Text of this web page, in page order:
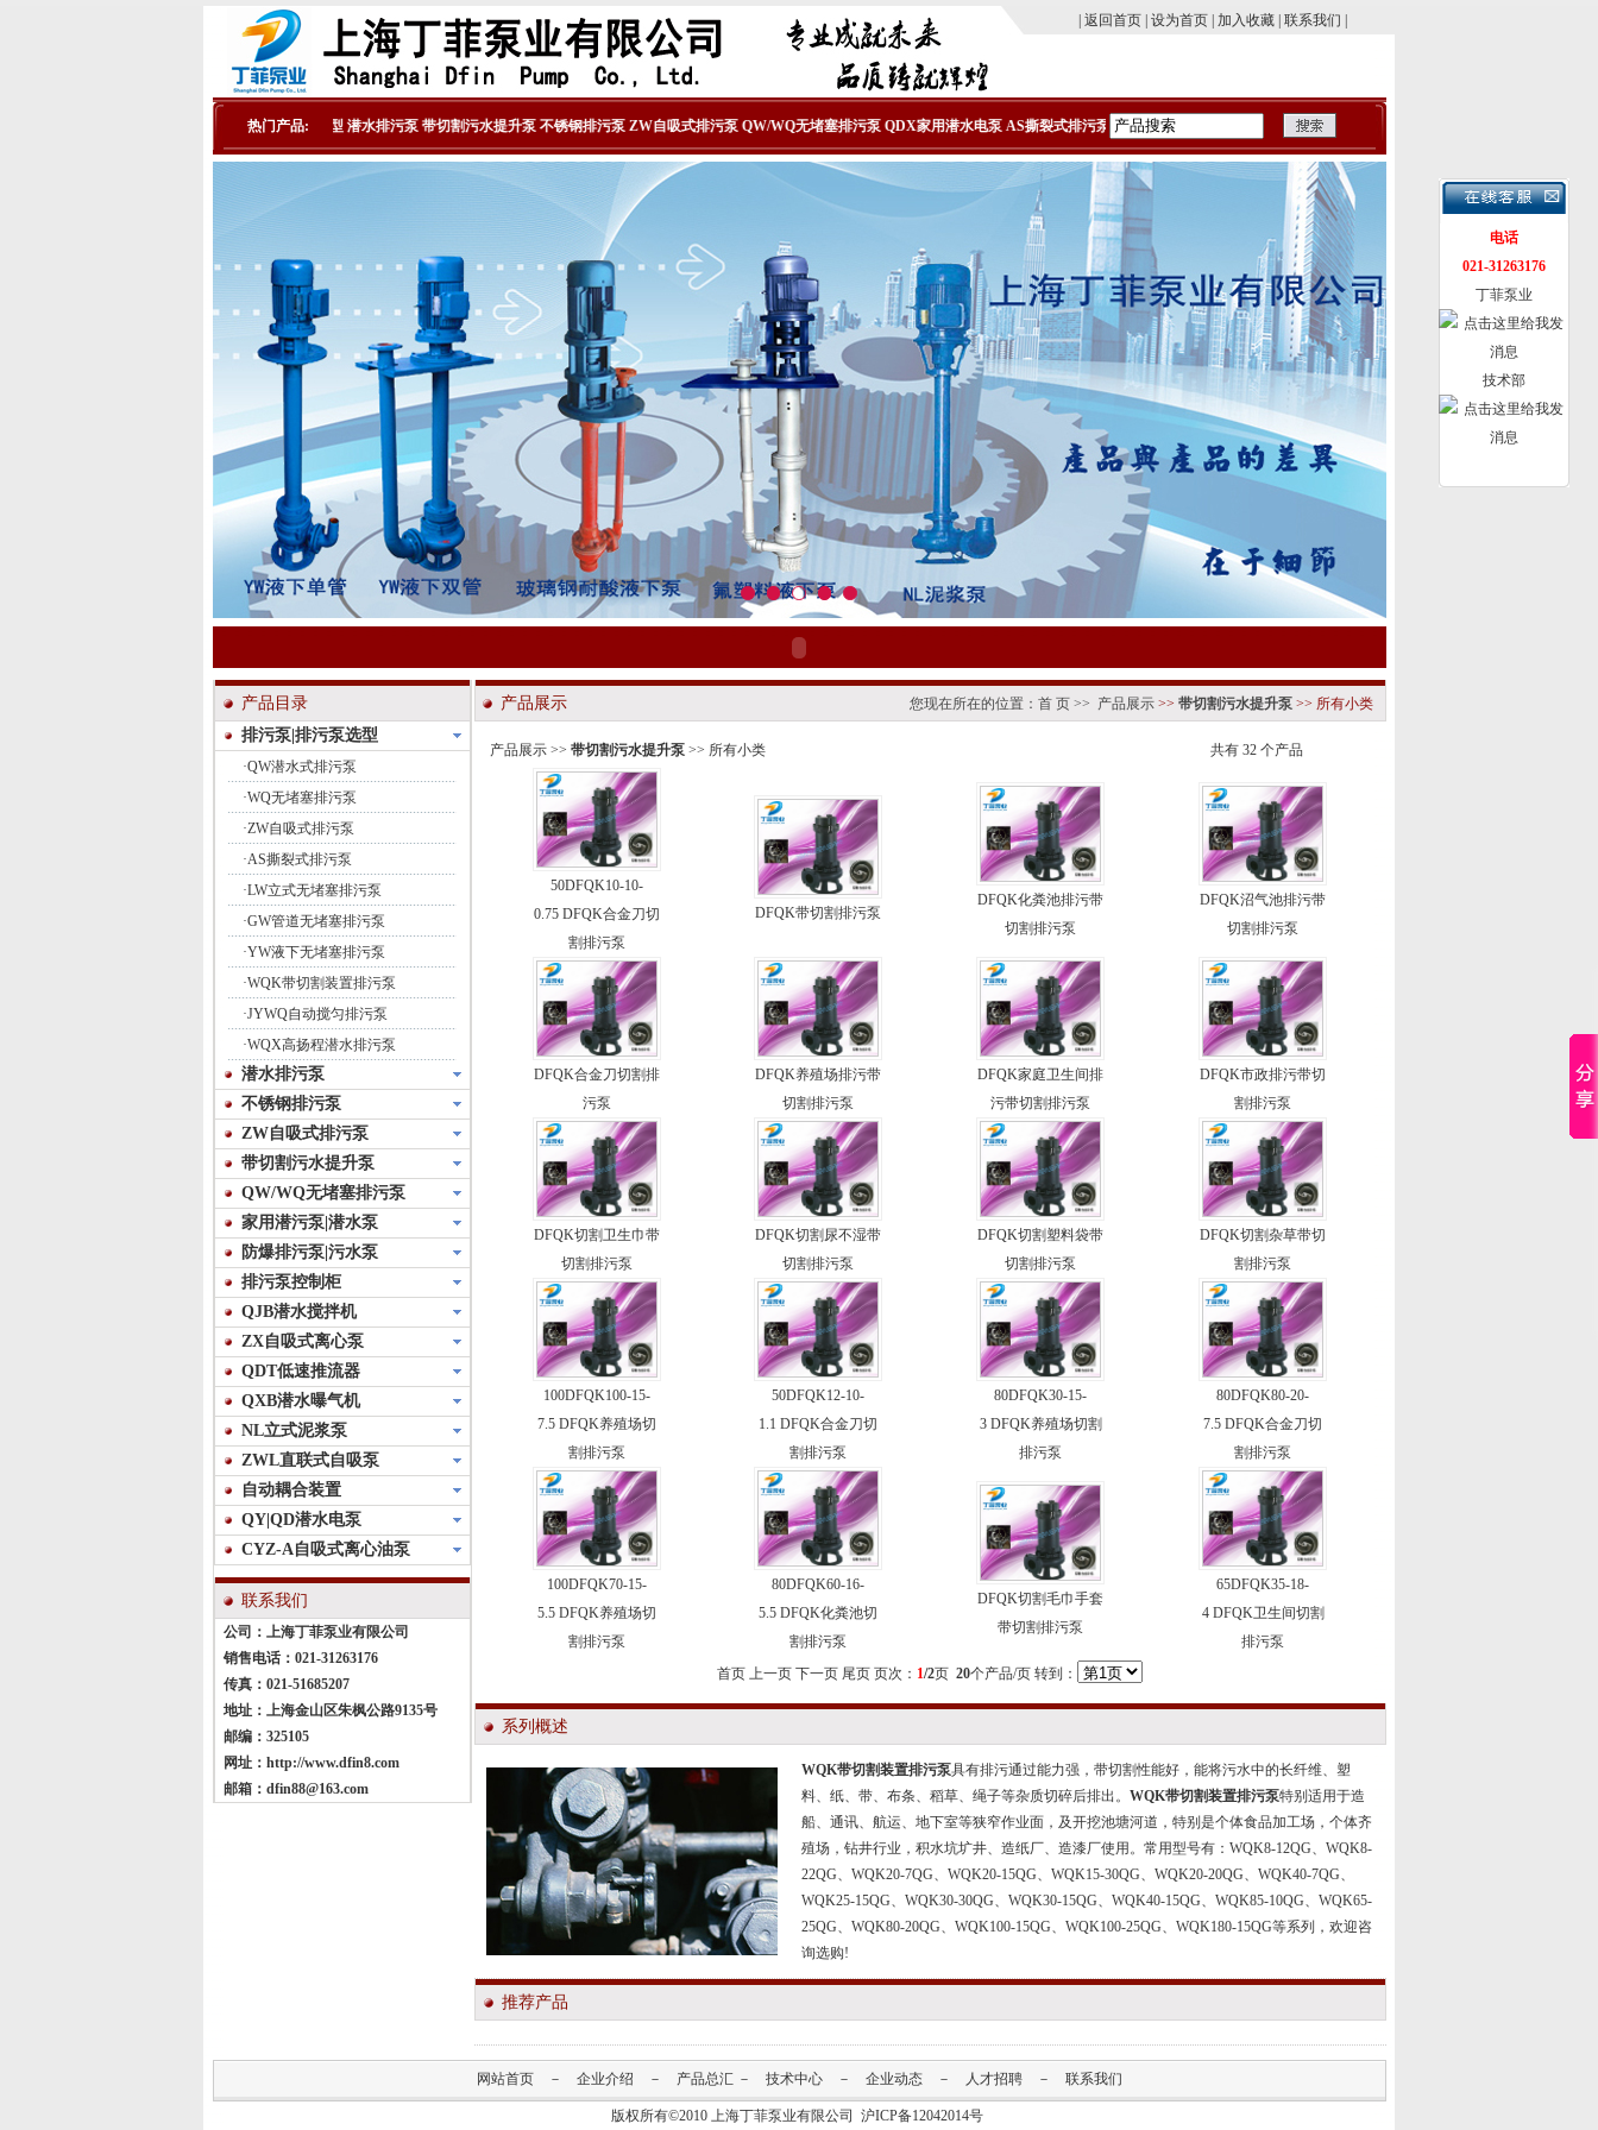
返回首页| 设为首页| 加入收藏| 联系我们
热门产品:
排污泵选型 潜水排污泵 带切割污水提升泵 不锈钢排污泵 ZW自吸式排污泵 QW/WQ无堵塞排污泵 QDX家用潜水电泵 AS撕裂式排污泵 防爆潜污泵
产品目录
排污泵|排污泵选型
·QW潜水式排污泵
·WQ无堵塞排污泵
·ZW自吸式排污泵
·AS撕裂式排污泵
·LW立式无堵塞排污泵
·GW管道无堵塞排污泵
·YW液下无堵塞排污泵
·WQK带切割装置排污泵
·JYWQ自动搅匀排污泵
·WQX高扬程潜水排污泵
潜水排污泵
不锈钢排污泵
ZW自吸式排污泵
带切割污水提升泵
QW/WQ无堵塞排污泵
家用潜污泵|潜水泵
防爆排污泵|污水泵
排污泵控制柜
QJB潜水搅拌机
ZX自吸式离心泵
QDT低速推流器
QXB潜水曝气机
NL立式泥浆泵
ZWL直联式自吸泵
自动耦合装置
QY|QD潜水电泵
CYZ-A自吸式离心油泵
联系我们
公司：上海丁菲泵业有限公司
销售电话：021-31263176
传真：021-51685207
地址：上海金山区朱枫公路9135号
邮编：325105
网址： http://www.dfin8.com
邮箱： dfin88@163.com
产品展示 您现在所在的位置： 首 页>> 产品展示>> 带切割污水提升泵>> 所有小类
产品展示>> 带切割污水提升泵>> 所有小类 共有 32 个产品
50DFQK10-10-
0.75 DFQK合金刀切
割排污泵
DFQK带切割排污泵
DFQK化粪池排污带
切割排污泵
DFQK沼气池排污带
切割排污泵
DFQK合金刀切割排
污泵
DFQK养殖场排污带
切割排污泵
DFQK家庭卫生间排
污带切割排污泵
DFQK市政排污带切
割排污泵
DFQK切割卫生巾带
切割排污泵
DFQK切割尿不湿带
切割排污泵
DFQK切割塑料袋带
切割排污泵
DFQK切割杂草带切
割排污泵
100DFQK100-15-
7.5 DFQK养殖场切
割排污泵
50DFQK12-10-
1.1 DFQK合金刀切
割排污泵
80DFQK30-15-
3 DFQK养殖场切割
排污泵
80DFQK80-20-
7.5 DFQK合金刀切
割排污泵
100DFQK70-15-
5.5 DFQK养殖场切
割排污泵
80DFQK60-16-
5.5 DFQK化粪池切
割排污泵
DFQK切割毛巾手套
带切割排污泵
65DFQK35-18-
4 DFQK卫生间切割
排污泵
首页 上一页 下一页 尾页 页次： 1/2页 20个产品/页 转到：
系列概述
WQK带切割装置排污泵具有排污通过能力强，带切割性能好，能将污水中的长纤维、塑
料、纸、带、布条、稻草、绳子等杂质切碎后排出。 WQK带切割装置排污泵特别适用于造
船、通讯、航运、地下室等狭窄作业面，及开挖池塘河道，特别是个体食品加工场，个体齐
殖场，钻井行业，积水坑圹井、造纸厂、造漆厂使用。 常用型号有：WQK8-12QG、WQK8-
22QG、WQK20-7QG、WQK20-15QG、WQK15-30QG、WQK20-20QG、WQK40-7QG、
WQK25-15QG、WQK30-30QG、WQK30-15QG、WQK40-15QG、WQK85-10QG、WQK65-
25QG、WQK80-20QG、WQK100-15QG、WQK100-25QG、WQK180-15QG等系列，欢迎咨
询选购!
推荐产品
网站首页－ 企业介绍 － 产品总汇－ 技术中心－ 企业动态－ 人才招聘－ 联系我们
版权所有©2010 上海丁菲泵业有限公司 沪ICP备12042014号
电话
021-31263176
丁菲泵业
技术部